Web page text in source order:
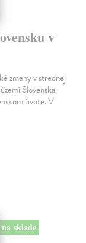
v
zmeny v strednej
Slovenska
živote. V
na sklade